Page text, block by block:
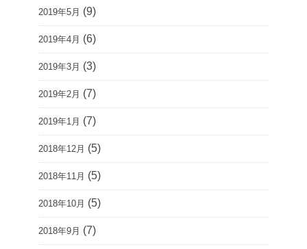
2019年5月 (9)
2019年4月 (6)
2019年3月 (3)
2019年2月 (7)
2019年1月 (7)
2018年12月 (5)
2018年11月 (5)
2018年10月 (5)
2018年9月 (7)